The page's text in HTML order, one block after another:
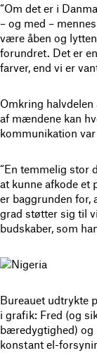
“Om det er i
– og med –
være åben og
forundret. Det er
farver, end vi er
Omkring
af mændene kan
kommunikation
“En temmelig stor
at kunne afkode et
er baggrunden for,
grad støtter sig til
budskaber, som
Bureauet udtrykte
i grafik: Fred (og
bæredygtighed) og
konstant el-